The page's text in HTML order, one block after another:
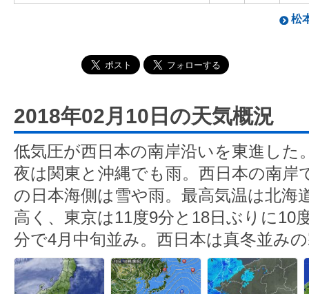
松
2018年02月10日の天気概況
低気圧が西日本の南岸沿いを東進した
夜は関東と沖縄でも雨。西日本の南岸
の日本海側は雪や雨。最高気温は北海
高く、東京は11度9分と18日ぶりに10
分で4月中旬並み。西日本は真冬並み